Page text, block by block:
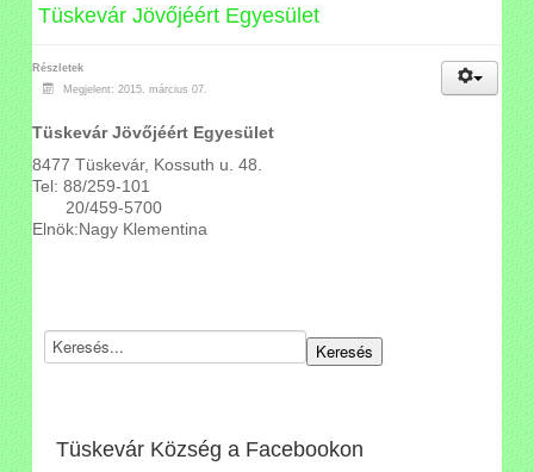
Tüskevár Jövőjéért Egyesület
Részletek
Megjelent: 2015. március 07.
Tüskevár Jövőjéért Egyesület
8477 Tüskevár, Kossuth u. 48.
Tel: 88/259-101
20/459-5700
Elnök:Nagy Klementina
Tüskevár Község a Facebookon